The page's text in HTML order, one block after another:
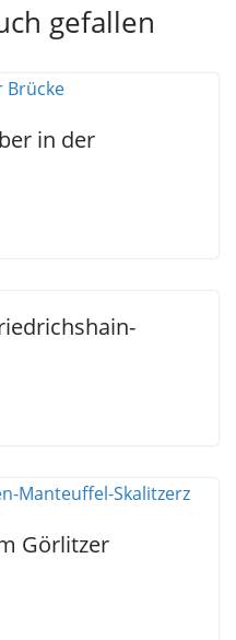
gefallen
in der
Görlitzer